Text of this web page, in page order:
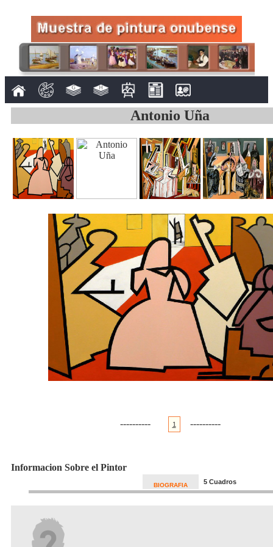
Antonio Uña
---------- 1 ----------
Informacion Sobre el Pintor
BIOGRAFIA 5 Cuadros